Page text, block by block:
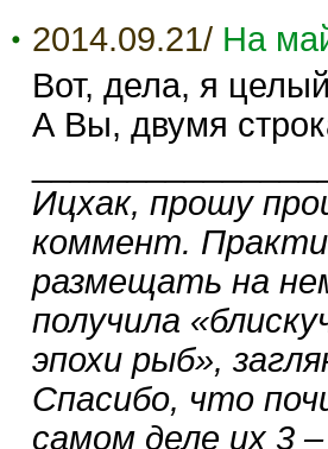
2014.09.21/ На
Вот, дела, я
А Вы, двумя
Ицхак, прошу
коммент.
размещать на
получила
эпохи рыб»,
Спасибо, что
самом деле их 3